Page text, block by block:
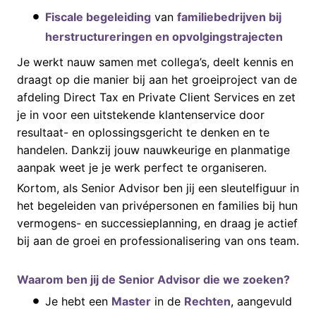
Fiscale begeleiding van familiebedrijven bij
herstructureringen en opvolgingstrajecten
Je werkt nauw samen met collega’s, deelt kennis en
draagt op die manier bij aan het groeiproject van de
afdeling Direct Tax en Private Client Services en zet
je in voor een uitstekende klantenservice door
resultaat- en oplossingsgericht te denken en te
handelen. Dankzij jouw nauwkeurige en planmatige
aanpak weet je je werk perfect te organiseren.
Kortom, als Senior Advisor ben jij een sleutelfiguur in
het begeleiden van privépersonen en families bij hun
vermogens- en successieplanning, en draag je actief
bij aan de groei en professionalisering van ons team.
Waarom ben jij de Senior Advisor die we zoeken?
Je hebt een Master in de Rechten, aangevuld